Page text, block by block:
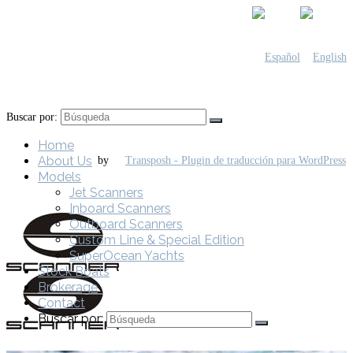
by
Buscar por:
Home
About Us
Models
Jet Scanners
Inboard Scanners
Outboard Scanners
Custom Line & Special Edition
SuperOcean Yachts
Stock Boats
Brokerage
Contact
Buscar por: